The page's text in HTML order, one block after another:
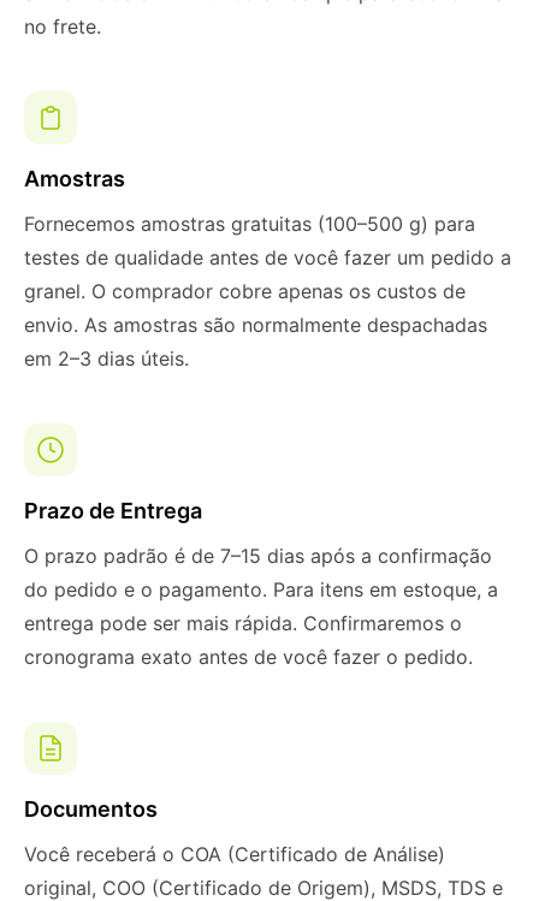
no frete.
Amostras
Fornecemos amostras gratuitas (100–500 g) para
testes de qualidade antes de você fazer um pedido a
granel. O comprador cobre apenas os custos de
envio. As amostras são normalmente despachadas
em 2–3 dias úteis.
Prazo de Entrega
O prazo padrão é de 7–15 dias após a confirmação
do pedido e o pagamento. Para itens em estoque, a
entrega pode ser mais rápida. Confirmaremos o
cronograma exato antes de você fazer o pedido.
Documentos
Você receberá o COA (Certificado de Análise)
original, COO (Certificado de Origem), MSDS, TDS e